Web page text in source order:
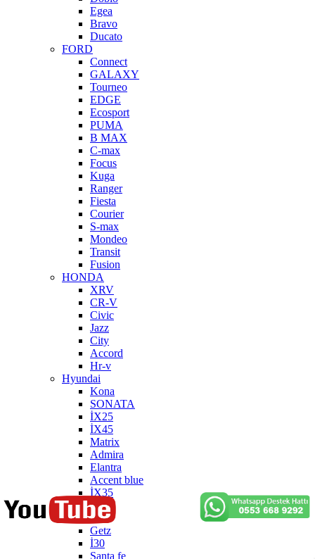
Egea
Bravo
Ducato
FORD
Connect
GALAXY
Tourneo
EDGE
Ecosport
PUMA
B MAX
C-max
Focus
Kuga
Ranger
Fiesta
Courier
S-max
Mondeo
Transit
Fusion
HONDA
XRV
CR-V
Civic
Jazz
City
Accord
Hr-v
Hyundai
Kona
SONATA
İX25
İX45
Matrix
Admira
Elantra
Accent blue
İX35
İ10
İ20
Getz
İ30
Santa fe